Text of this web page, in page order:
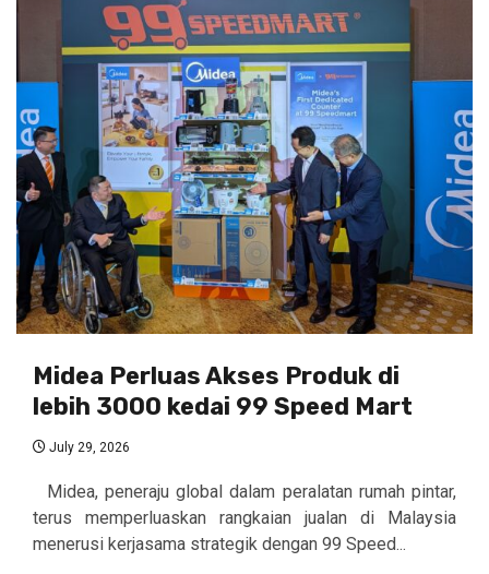
Midea Perluas Akses Produk di
lebih 3000 kedai 99 Speed Mart
July 29, 2026
Midea, peneraju global dalam peralatan rumah pintar,
terus memperluaskan rangkaian jualan di Malaysia
menerusi kerjasama strategik dengan 99 Speed...